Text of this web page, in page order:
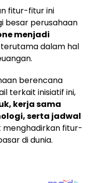
fitur-fitur ini
besar perusahaan
menjadi
terutama dalam hal
berencana
terkait inisiatif ini,
kerja sama
serta jadwal
menghadirkan fitur-
di dunia.